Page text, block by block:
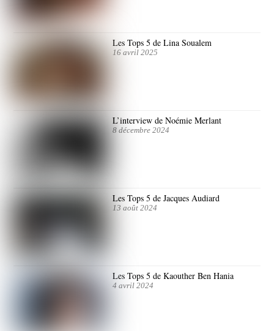
Les Tops 5 de Lina Soualem
16 avril 2025
L’interview de Noémie Merlant
8 décembre 2024
Les Tops 5 de Jacques Audiard
13 août 2024
Les Tops 5 de Kaouther Ben Hania
4 avril 2024